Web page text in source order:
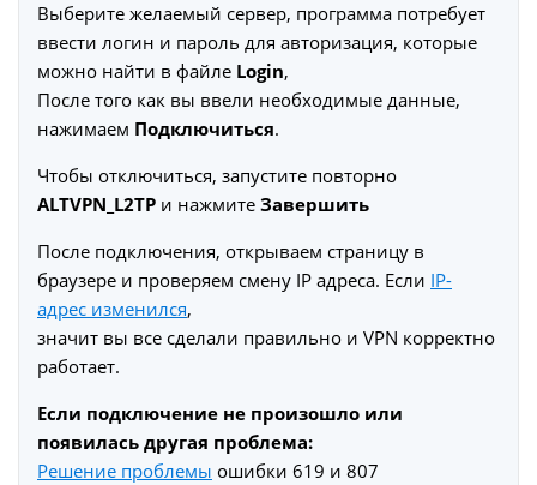
Выберите желаемый сервер, программа потребует
ввести логин и пароль для авторизация, которые
можно найти в файле Login,
После того как вы ввели необходимые данные,
нажимаем Подключиться.
Чтобы отключиться, запустите повторно
ALTVPN_L2TP и нажмите Завершить
После подключения, открываем страницу в
браузере и проверяем смену IP адреса. Если IP-
адрес изменился,
значит вы все сделали правильно и VPN корректно
работает.
Если подключение не произошло или
появилась другая проблема:
Решение проблемы ошибки 619 и 807